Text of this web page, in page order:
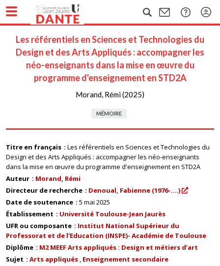
Les référentiels en Sciences et Technologies du
Design et des Arts Appliqués : accompagner les
néo-enseignants dans la mise en œuvre du
programme d'enseignement en STD2A
Morand, Rémi (2025)
MÉMOIRE
Titre en français
Les référentiels en Sciences et Technologies du
Design et des Arts Appliqués : accompagner les néo-enseignants
dans la mise en œuvre du programme d'enseignement en STD2A
Auteur
Morand, Rémi
Directeur de recherche
Denoual, Fabienne (1976-....)
Date de soutenance
5 mai 2025
Établissement
Université Toulouse-Jean Jaurès
UFR ou composante
Institut National Supérieur du
Professorat et de l'Education (INSPE)- Académie de Toulouse
Diplôme
M2 MEEF Arts appliqués : Design et métiers d’art
Sujet
Arts appliqués Enseignement secondaire